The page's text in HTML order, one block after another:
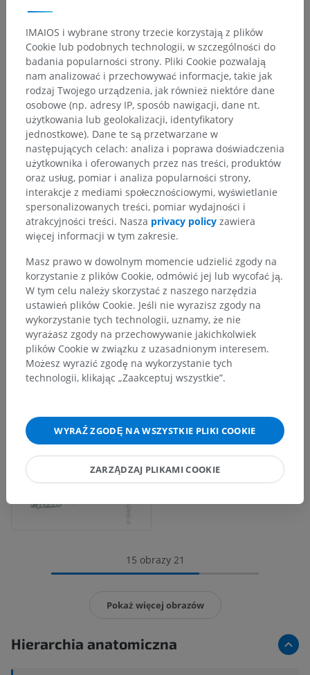
15 obrazy 21
Pokaż więcej obrazów
Hierarchia anatomiczna
IMAIOS i wybrane strony trzecie korzystają z plików
Cookie lub podobnych technologii, w szczególności do
badania popularności strony. Pliki Cookie pozwalają
nam analizować i przechowywać informacje, takie jak
rodzaj Twojego urządzenia, jak również niektóre dane
osobowe (np. adresy IP, sposób nawigacji, dane nt.
użytkowania lub geolokalizacji, identyfikatory
jednostkowe). Dane te są przetwarzane w
następujących celach: analiza i poprawa doświadczenia
użytkownika i oferowanych przez nas treści, produktów
oraz usług, pomiar i analiza popularności strony,
interakcje z mediami społecznościowymi, wyświetlanie
spersonalizowanych treści, pomiar wydajności i
atrakcyjności treści. Nasza privacy policy zawiera
więcej informacji w tym zakresie.
Masz prawo w dowolnym momencie udzielić zgody na
korzystanie z plików Cookie, odmówić jej lub wycofać ją.
W tym celu należy skorzystać z naszego narzędzia
ustawień plików Cookie. Jeśli nie wyrazisz zgody na
wykorzystanie tych technologii, uznamy, że nie
wyrażasz zgody na przechowywanie jakichkolwiek
plików Cookie w związku z uzasadnionym interesem.
Możesz wyrazić zgodę na wykorzystanie tych
technologii, klikając „Zaakceptuj wszystkie”.
WYRAŹ ZGODĘ NA WSZYSTKIE PLIKI COOKIE
ZARZĄDZAJ PLIKAMI COOKIE